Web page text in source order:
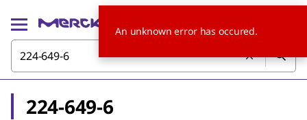
224-649-6
An unknown error has occured.